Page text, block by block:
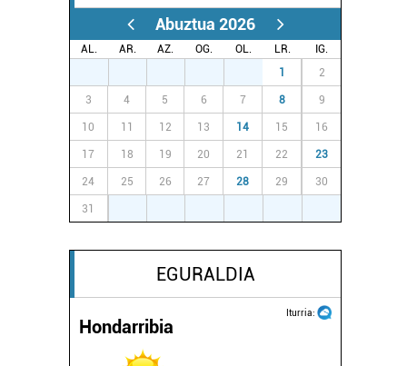
Abuztua 2026
AL. AR. AZ. OG. OL. LR.
IG.
1 2
3 4 5 6 7 8 9
10 11 12 13 14 15 16
17 18 19 20 21 22 23
24 25 26 27 28 29 30
31
EGURALDIA
Iturria:
Hondarribia